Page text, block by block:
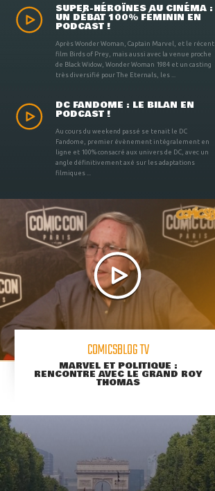
SUPER-HÉROÏNES AU CINÉMA :
UN DÉBAT 100% FÉMININ EN
PODCAST !
Après Wonder Woman, Captain Marvel, et le récent
film Birds of Prey, mais aussi avec la venue proche
de Black Widow, Wonder Woman 1984 et un casting
très diversifié pour The Eternals, les ...
DC FANDOME : LE BILAN EN
PODCAST !
Au cours du weekend passé se tenait le DC
Fandome, premier évènement intégralement en
ligne et 100% consacré aux univers de DC, avec un
angle définitivement axé sur les adaptations
filmiques ...
COMICSBLOG TV
MARVEL ET POLITIQUE :
RENCONTRE AVEC LE GRAND ROY
THOMAS